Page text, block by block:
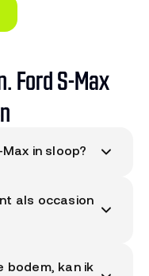
Ford S-Max
in sloop?
op basis van
werkende
oplevert.
als occasion
APK kan via
bodem, kan ik